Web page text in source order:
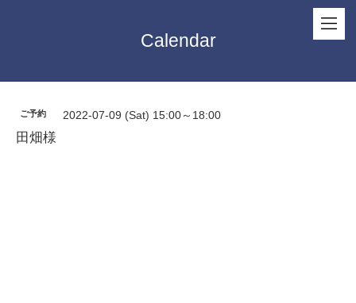
Calendar
ご予約 2022-07-09 (Sat) 15:00～18:00
田畑様